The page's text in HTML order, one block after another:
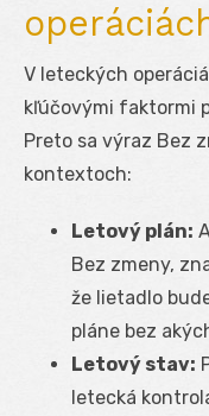
V leteckých
kľúčovými faktormi
Preto sa výraz Bez
kontextoch:
Letový plán:
Bez zmeny,
že lietadlo
pláne bez
Letový stav:
letecká